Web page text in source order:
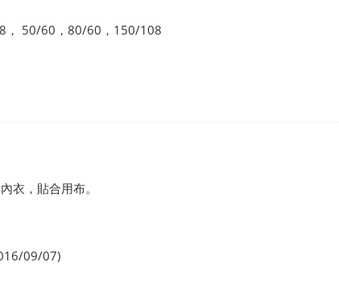
50/60，80/60，150/108
衣，貼合用布。
09/07)